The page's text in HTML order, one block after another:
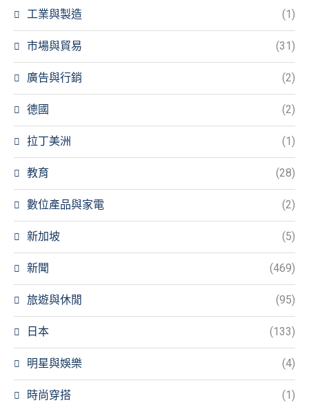
工業與製造 (1)
市場與貿易 (31)
廣告與行銷 (2)
德國 (2)
拉丁美洲 (1)
教育 (28)
數位產品與家電 (2)
新加坡 (5)
新聞 (469)
旅遊與休閒 (95)
日本 (133)
明星與娛樂 (4)
時尚穿搭 (1)